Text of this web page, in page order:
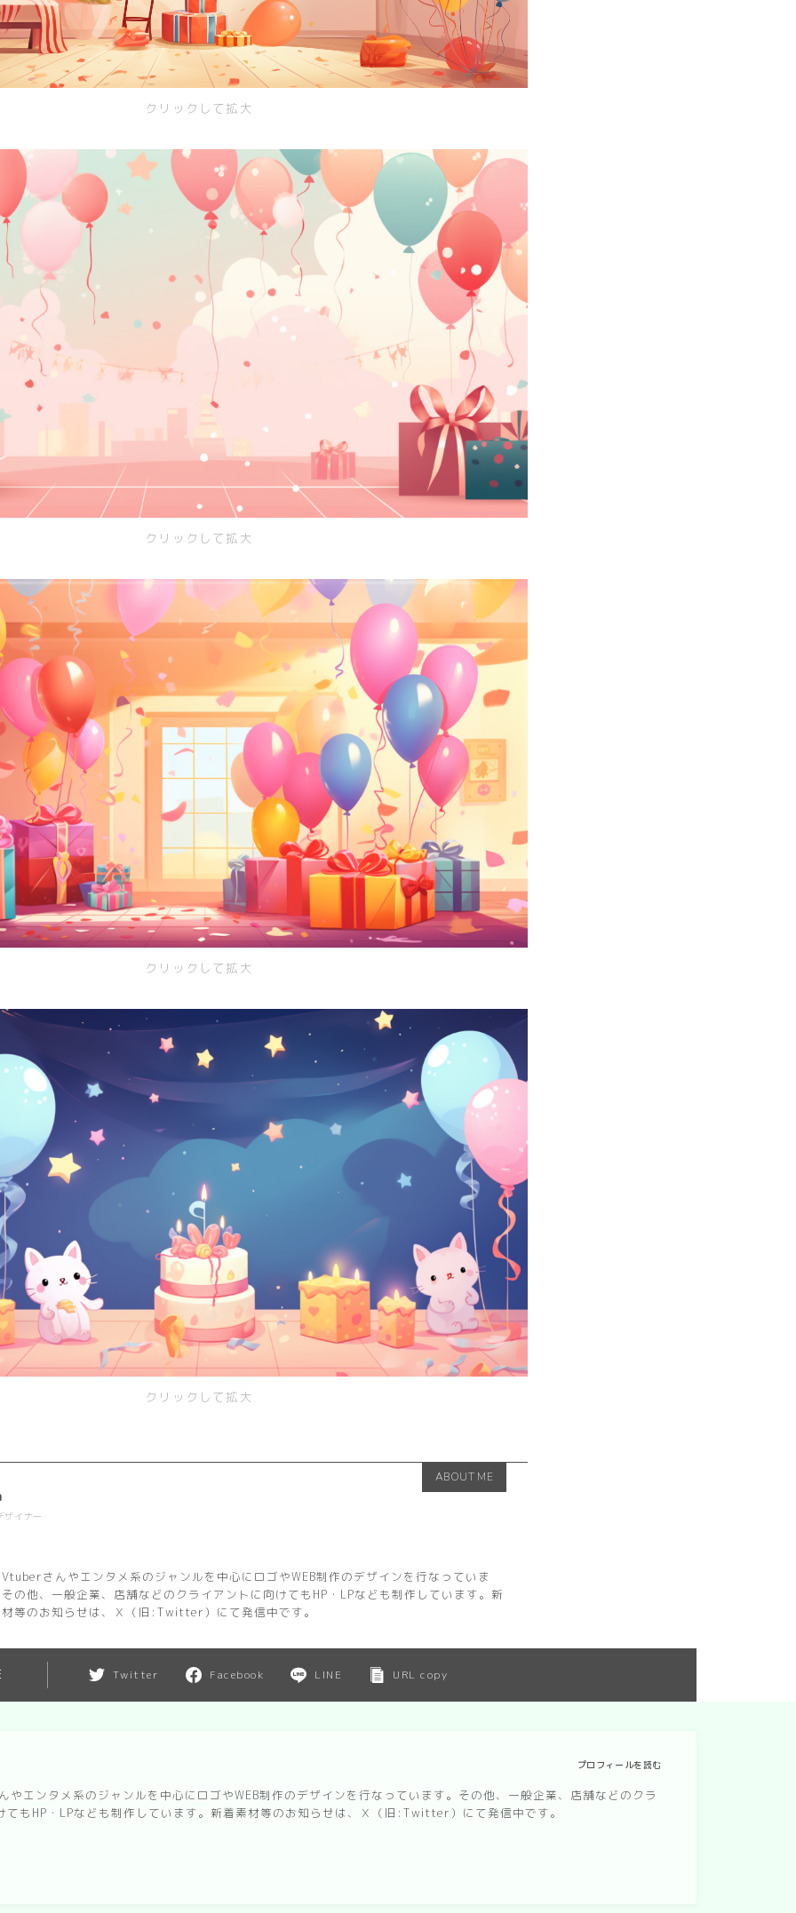
キッチン
お風呂
寝室
カスタムお部屋
街並み
公園
施設
レストラン/カフェ
田舎
病院
神社/寺院
街
SF/ファンタジー
サイバー
クリックして拡大
クリックして拡大
クリックして拡大
クリックして拡大
ABOUT ME
ザイナー
さんやエンタメ系のジャンルを中心にロゴやWEB制作のデザインを行なっていま
の他、一般企業、店舗などのクライアントに向けてもHP・LPなども制作しています。新
等のお知らせは、Ｘ（旧:Twitter）にて発信中です。
Twitter Facebook LINE URL copy
やエンタメ系のジャンルを中心にロゴやWEB制作のデザインを行なっています。その他、一般企業、店舗などのクラ
てもHP・LPなども制作しています。新着素材等のお知らせは、Ｘ（旧:Twitter）にて発信中です。
プロフィールを読む